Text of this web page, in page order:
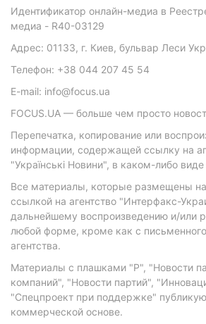
Идентификатор онлайн-медиа в
медиа - R40-03129
Адрес: 01133, г. Киев, бульвар Леси
Телефон: +38 044 207 45 54
E-mail: info@focus.ua
FOCUS.UA — больше чем просто
Перепечатка, копирование или
информации, содержащей ссылку на
"Українські Новини", в каком-либо
Все материалы, которые размещены
ссылкой на агентство "Интерфакс-
дальнейшему воспроизведению и/или
любой форме, кроме как с
агентства.
Материалы с плашками "Р", "Новости
компаний", "Новости партий",
"Спецпроект при поддержке"
коммерческой основе.